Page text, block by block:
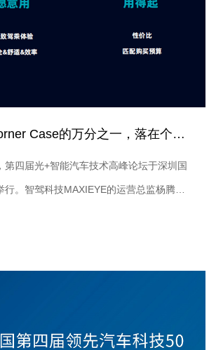
演讲分享 | Corner Case的万分之一，落在个人头上...
第四届光+智能汽车技术高峰论坛于深圳国
行。智驾科技MAXIEYE的运营总监杨腾飞